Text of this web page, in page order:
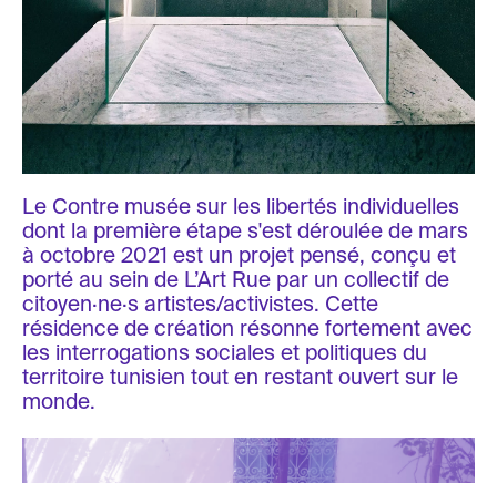
Le Contre musée sur les libertés individuelles
dont la première étape s'est déroulée de mars
à octobre 2021 est un projet pensé, conçu et
porté au sein de L’Art Rue par un collectif de
citoyen·ne·s artistes/activistes. Cette
résidence de création résonne fortement avec
les interrogations sociales et politiques du
territoire tunisien tout en restant ouvert sur le
monde.